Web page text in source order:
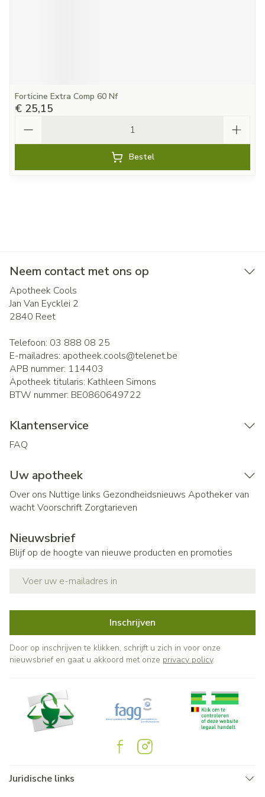
Forticine Extra Comp 60 Nf
€ 25,15
Bestel
Neem contact met ons op
Apotheek Cools
Jan Van Eycklei 2
2840 Reet
Telefoon: 03 888 08 25
E-mailadres: apotheek.cools@telenet.be
APB nummer: 114403
Apotheek titularis: Kathleen Simons
BTW nummer: BE0860649722
Klantenservice
FAQ
Uw apotheek
Over ons Nuttige links Gezondheidsnieuws Apotheker van
wachtVoorschrift Zorgtarieven
Nieuwsbrief
Blijf op de hoogte van nieuwe producten en promoties
Inschrijven
Door op inschrijven te klikken, schrijft u zich in voor onze
nieuwsbrief en gaat u akkoord met onze privacy policy.
Juridische links